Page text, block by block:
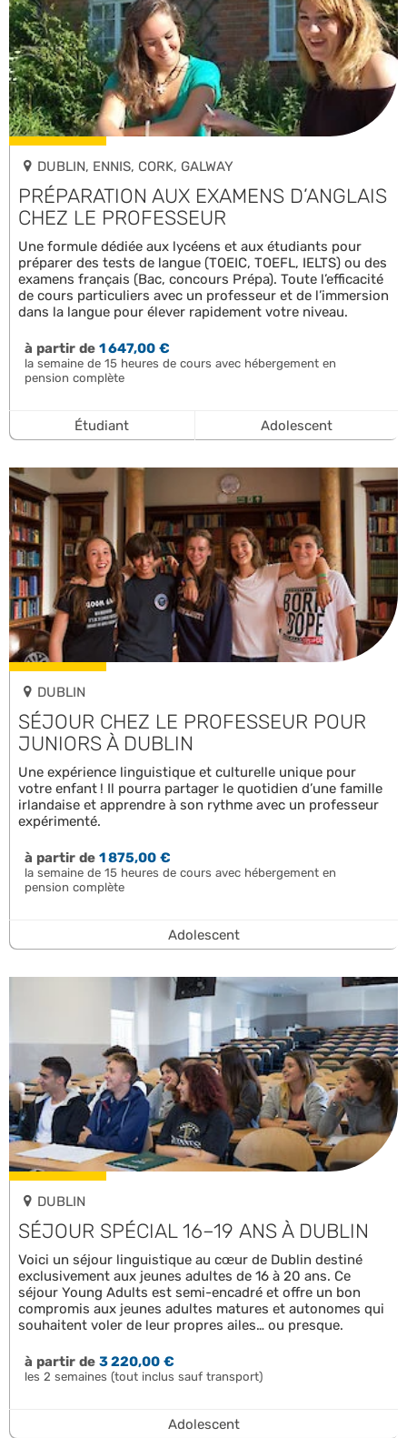
DUBLIN, ENNIS, CORK, GALWAY
PRÉPARATION AUX EXAMENS D’ANGLAIS
CHEZ LE PROFESSEUR
Une formule dédiée aux lycéens et aux étudiants pour
préparer des tests de langue (TOEIC, TOEFL, IELTS) ou des
examens français (Bac, concours Prépa). Toute l’efficacité
de cours particuliers avec un professeur et de l’immersion
dans la langue pour élever rapidement votre niveau.
à partir de1 647,00 €
la semaine de 15 heures de cours avec hébergement en
pension complète
Étudiant Adolescent
DUBLIN
SÉJOUR CHEZ LE PROFESSEUR POUR
JUNIORS À DUBLIN
Une expérience linguistique et culturelle unique pour
votre enfant ! Il pourra partager le quotidien d’une famille
irlandaise et apprendre à son rythme avec un professeur
expérimenté.
à partir de1 875,00 €
la semaine de 15 heures de cours avec hébergement en
pension complète
Adolescent
DUBLIN
SÉJOUR SPÉCIAL 16–19 ANS À DUBLIN
Voici un séjour linguistique au cœur de Dublin destiné
exclusivement aux jeunes adultes de 16 à 20 ans. Ce
séjour Young Adults est semi-encadré et offre un bon
compromis aux jeunes adultes matures et autonomes qui
souhaitent voler de leur propres ailes… ou presque.
à partir de3 220,00 €
les 2 semaines (tout inclus sauf transport)
Adolescent